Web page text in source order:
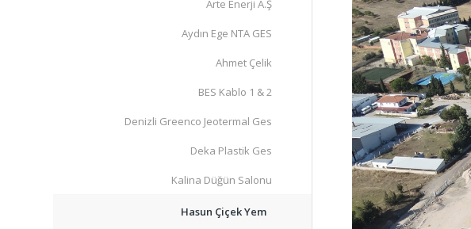
Arte Enerji A.Ş
Aydın Ege NTA GES
Ahmet Çelik
BES Kablo 1 & 2
Denizli Greenco Jeotermal Ges
Deka Plastik Ges
Kalina Düğün Salonu
Hasun Çiçek Yem